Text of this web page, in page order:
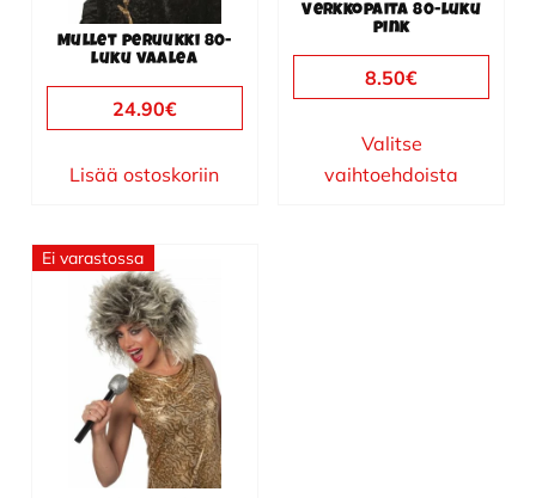
Mullet peruukki 80-
luku vaalea
24.90€
Lisää ostoskoriin
Verkkopaita 80-luku
pink
8.50€
Valitse
vaihtoehdoista
sivulla.
Ei varastossa